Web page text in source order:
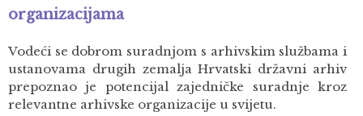
organizacijama
Vodeći se dobrom suradnjom s arhivskim službama i
ustanovama drugih zemalja Hrvatski državni arhiv
prepoznao je potencijal zajedničke suradnje kroz
relevantne arhivske organizacije u svijetu.